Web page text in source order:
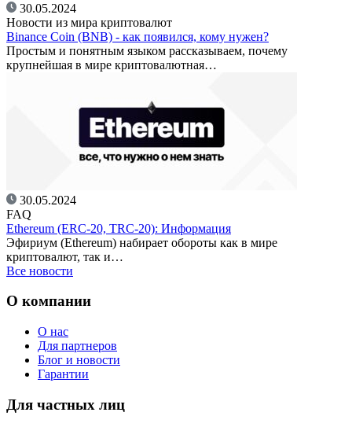
30.05.2024
Новости из мира криптовалют
Binance Coin (BNB) - как появился, кому нужен?
Простым и понятным языком рассказываем, почему
крупнейшая в мире криптовалютная…
30.05.2024
FAQ
Ethereum (ERC-20, TRC-20): Информация
Эфириум (Ethereum) набирает обороты как в мире
криптовалют, так и…
Все новости
О компании
О нас
Для партнеров
Блог и новости
Гарантии
Для частных лиц